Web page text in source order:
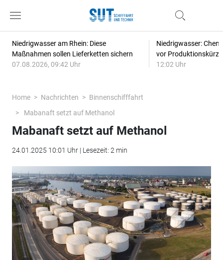
Niedrigwasser am Rhein: Diese
Maßnahmen sollen Lieferketten sichern
07.08.2026, 09:42 Uhr
Niedrigwasser:
vor
12:02 Uhr
Home Nachrichten
Binnenschifffahrt
Mabanaft setzt auf Methanol
Mabanaft setzt auf Methanol
24.01.2025 10:01 Uhr | Lesezeit: 2 min